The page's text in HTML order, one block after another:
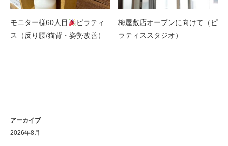
モニター様60人目
ピラティ
ス（反り腰/猫背・姿勢改善）
梅屋敷店オープンに向けて（ピ
ラティススタジオ）
アーカイブ
2026年8月